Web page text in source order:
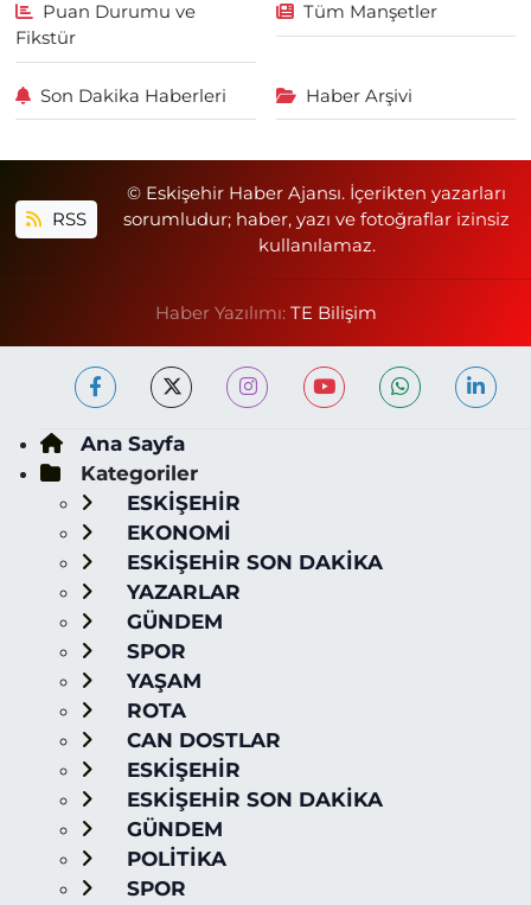
Puan Durumu ve
Fikstür
Tüm Manşetler
Son Dakika Haberleri Haber Arşivi
RSS
© Eskişehir Haber Ajansı. İçerikten yazarları
sorumludur; haber, yazı ve fotoğraflar izinsiz
kullanılamaz.
Haber Yazılımı: TE Bilişim
Ana Sayfa
Kategoriler
ESKİŞEHİR
EKONOMİ
ESKİŞEHİR SON DAKİKA
YAZARLAR
GÜNDEM
SPOR
YAŞAM
ROTA
CAN DOSTLAR
ESKİŞEHİR
ESKİŞEHİR SON DAKİKA
GÜNDEM
POLİTİKA
SPOR